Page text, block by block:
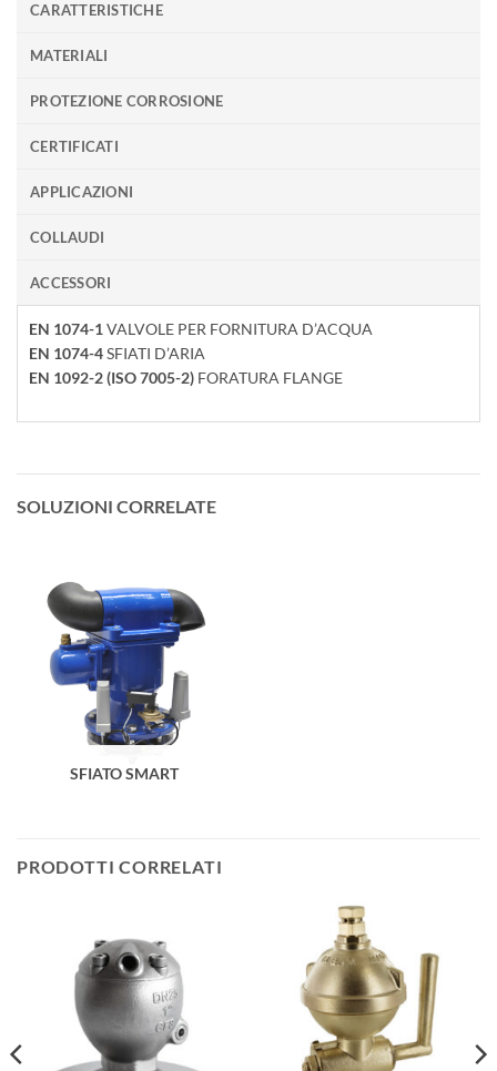
CARATTERISTICHE
MATERIALI
PROTEZIONE CORROSIONE
CERTIFICATI
APPLICAZIONI
COLLAUDI
ACCESSORI
EN 1074-1 VALVOLE PER FORNITURA D’ACQUA
EN 1074-4SFIATI D’ARIA
EN 1092-2 (ISO 7005-2) FORATURA FLANGE
SOLUZIONI CORRELATE
SFIATO SMART
PRODOTTI CORRELATI